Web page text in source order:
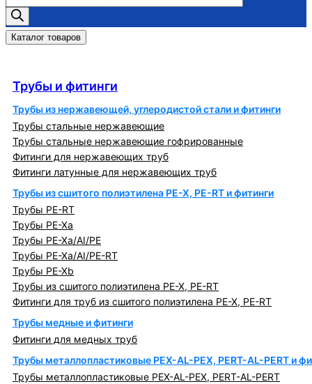
товаров
Каталог товаров
Трубы и фитинги
Трубы из нержавеющей, углеродистой стали и фитинги
Трубы стальные нержавеющие
Трубы стальные нержавеющие гофрированные
Фитинги для нержавеющих труб
Фитинги латунные для нержавеющих труб
Трубы из сшитого полиэтилена PE-X, PE-RT и фитинги
Трубы PE-RT
Трубы PE-Xa
Трубы PE-Xa/AI/PE
Трубы PE-Xa/AI/PE-RT
Трубы PE-Xb
Трубы из сшитого полиэтилена PE-X, PE-RT
Фитинги для труб из сшитого полиэтилена PE-X, PE-RT
Трубы медные и фитинги
Фитинги для медных труб
Трубы металлопластиковые PEX-AL-PEX, PERT-AL-PERT и
Трубы металлопластиковые PEX-AL-PEX, PERT-AL-PERT